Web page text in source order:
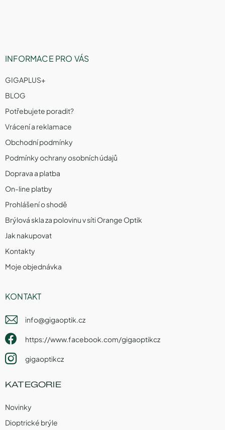
INFORMACE PRO VÁS
GIGAPLUS+
BLOG
Potřebujete poradit?
Vrácení a reklamace
Obchodní podmínky
Podmínky ochrany osobních údajů
Doprava a platba
On-line platby
Prohlášení o shodě
Brýlová skla za polovinu v síti Orange Optik
Jak nakupovat
Kontakty
Moje objednávka
KONTAKT
info@gigaoptik.cz
https://www.facebook.com/gigaoptikcz
gigaoptikcz
KATEGORIE
Novinky
Dioptrické brýle